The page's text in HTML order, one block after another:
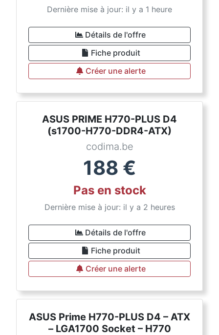
Dernière mise à jour: il y a 1 heure
Détails de l'offre
Fiche produit
Créer une alerte
ASUS PRIME H770-PLUS D4
(s1700-H770-DDR4-ATX)
codima.be
188 €
Pas en stock
Dernière mise à jour: il y a 2 heures
Détails de l'offre
Fiche produit
Créer une alerte
ASUS Prime H770-PLUS D4 – ATX
– LGA1700 Socket – H770